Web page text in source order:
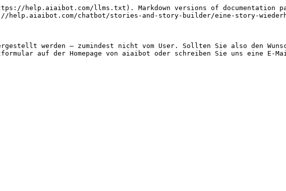
help.aiaibot.com/llms.txt). Markdown versions of documentation
help.aiaibot.com/chatbot/stories-and-story-builder/eine-story-
werden – zumindest nicht vom User. Sollten Sie also den
auf der Homepage von aiaibot oder schreiben Sie uns eine E-